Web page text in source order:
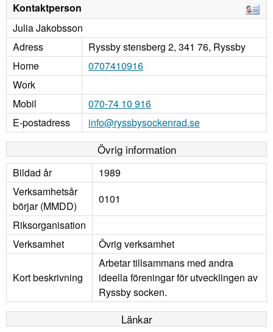
Kontaktperson
Julia Jakobsson
Adress
Ryssby stensberg 2, 341 76, Ryssby
Home
0707410916
Work
Mobil
070-74 10 916
E-postadress
info@ryssbysockenrad.se
Övrig information
Bildad år
1989
Verksamhetsår
börjar (MMDD)
0101
Riksorganisation
Verksamhet
Övrig verksamhet
Kort beskrivning
Arbetar tillsammans med andra
ideella föreningar för utvecklingen av
Ryssby socken.
Länkar